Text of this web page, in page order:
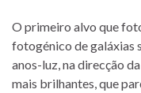
O primeiro alvo que
fotogénico de galáxias
anos-luz, na direcção
mais brilhantes, que